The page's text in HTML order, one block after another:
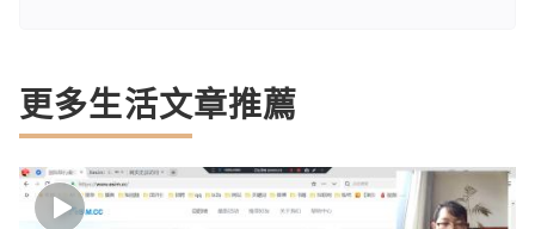
更多生活文章推薦